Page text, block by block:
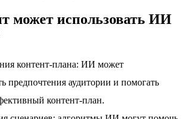
может использовать ИИ
контент-плана: ИИ может
предпочтения аудитории и помогать
контент-план.